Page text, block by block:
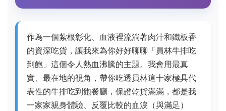
作為一個紮根彰化、血液裡流淌著肉汁和鐵板香
的資深吃貨，讓我來為你好好聊聊「員林牛排吃
到飽」這個令人熱血沸騰的主題。我會用最真
實、最在地的視角，帶你吃透員林這十家極具代
表性的牛排吃到飽餐廳，保證乾貨滿滿，都是我
一家家親身體驗、反覆比較的血淚（與滿足）